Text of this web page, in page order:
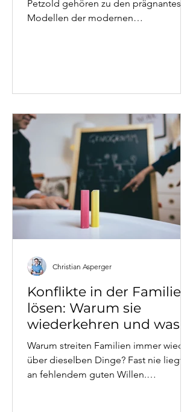
Petzold gehören zu den prägnantesten
Modellen der modernen
Konflikte in der Familie
lösen: Warum sie
wiederkehren und was
wirklich hilft?
Warum streiten Familien immer wieder
über dieselben Dinge? Fast nie liegt es
an fehlendem guten Willen.
Christian Asperger